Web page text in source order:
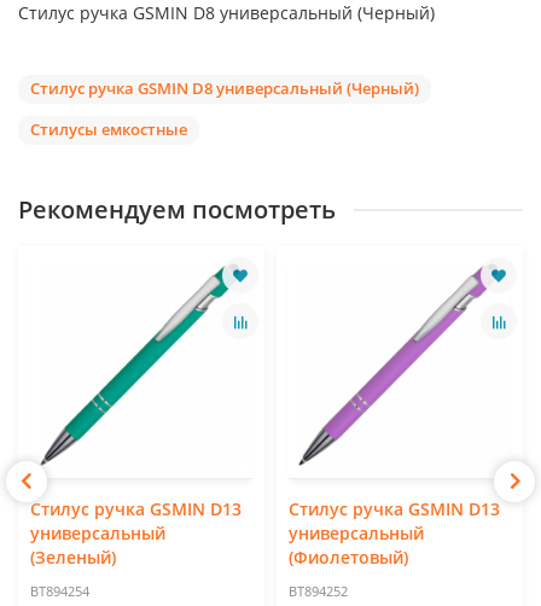
Стилус ручка GSMIN D8 универсальный (Черный)
Стилус ручка GSMIN D8 универсальный (Черный)
Стилусы емкостные
Рекомендуем посмотреть
Стилус ручка GSMIN D13
универсальный
(Зеленый)
BT894254
Стилус ручка GSMIN D13
универсальный
(Фиолетовый)
BT894252